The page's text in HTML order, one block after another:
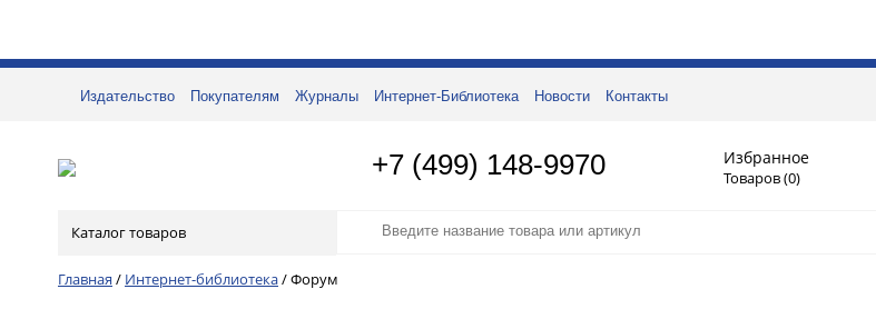
Издательство Покупателям Журналы Интернет-Библиотека Новости Контакты
+7 (499) 148-9970 Избранное
Товаров (0)
Каталог товаров
Главная / Интернет-библиотека/Форум